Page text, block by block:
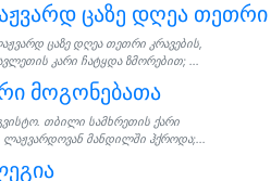
ცაზე დღეა თეთრი
ცაზე დღეა თეთრი კრავების,
კარი ჩატყდა ზმორებით; ...
მოგონებათა
თბილი სამხრეთის ქარი
ლაჟვარდოვან მანდილში ჰქროდა;...